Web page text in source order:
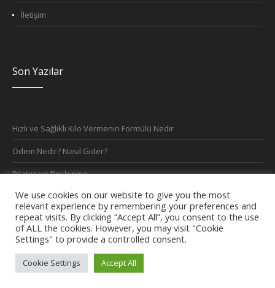
İletişim
Son Yazılar
Hızlı ve Sağlıklı Kilo Vermenin Formülü Nedir
Ödem Nedir? Nasıl Gider?
Pilates ve Beslenme
Büyükçekmece Diyetisyen
Esenyurt Diyetisyen
©2022 / nursedademir.com
We use cookies on our website to give you the most
relevant experience by remembering your preferences and
repeat visits. By clicking “Accept All”, you consent to the use
of ALL the cookies. However, you may visit "Cookie
Settings" to provide a controlled consent.
Cookie Settings Accept All